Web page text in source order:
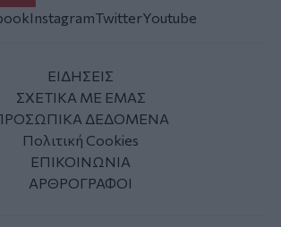
InstagramTwitterYoutube
ΕΙΔΗΣΕΙΣ
ΣΧΕΤΙΚΑ ΜΕ ΕΜΑΣ
ΔΕΔΟΜΕΝΑ
Πολιτική Cookies
ΕΠΙΚΟΙΝΩΝΙΑ
ΑΡΘΡΟΓΡΑΦΟΙ